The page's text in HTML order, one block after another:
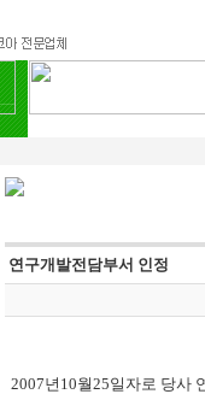
연구개발전담부서 인정
2007년10월25일자로 당사